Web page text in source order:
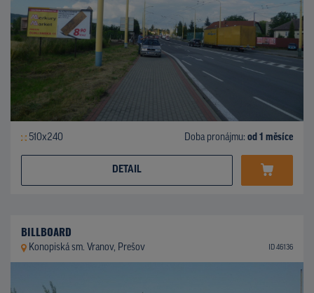
510x240 Doba pronájmu: od 1 měsíce
DETAIL
BILLBOARD
Konopiská sm. Vranov, Prešov ID 46136